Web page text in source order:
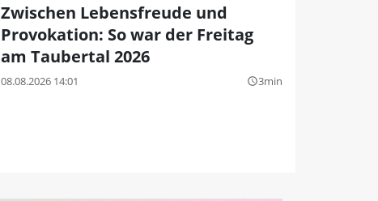
Zwischen Lebensfreude und
Provokation: So war der Freitag
am Taubertal 2026
08.08.2026 14:01 query_builder3min